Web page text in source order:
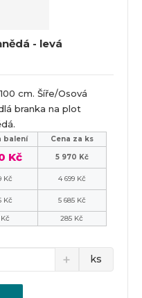
- levá
cm. Šíře/Osová
branka na plot
balení
Cena za ks
Kč
5 970 Kč
Kč
4 699 Kč
Kč
5 685 Kč
285 Kč
ks